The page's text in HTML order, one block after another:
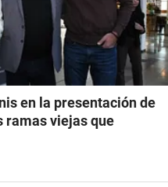
en la presentación de
ramas viejas que